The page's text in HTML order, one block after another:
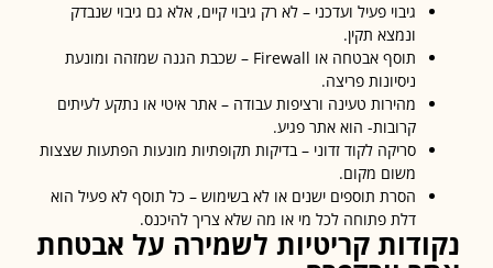
גיבוי פעיל ועדכני – לא רק גיבוי קיים, אלא גם גיבוי שנבדק
ונמצא תקין.
תוסף אבטחה או Firewall – שכבת הגנה שמזהה ומונעת
ניסיונות פריצה.
מהירות טעינה ורציפות עבודה – אתר איטי או נתקע לעיתים
קרובות- הוא אתר פגיע.
סריקה לקוד זדוני – בדיקות תקופתיות מונעות הפתעות שצצות
משום מקום.
הסרת תוספים ישנים או לא בשימוש – כל תוסף לא פעיל הוא
דלת פתוחה לכל מי או מה שלא צריך להיכנס.
קריטיות לשמירה על אבטחת